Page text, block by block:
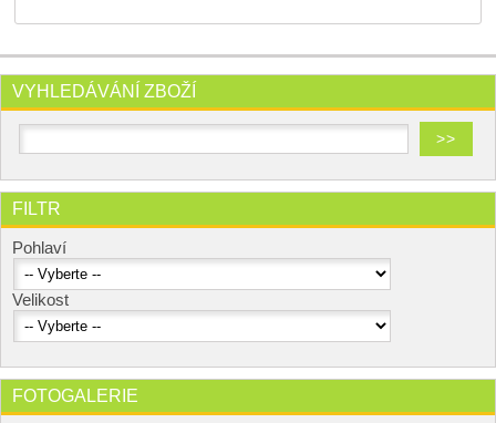
VYHLEDÁVÁNÍ ZBOŽÍ
FILTR
Pohlaví
Velikost
FOTOGALERIE